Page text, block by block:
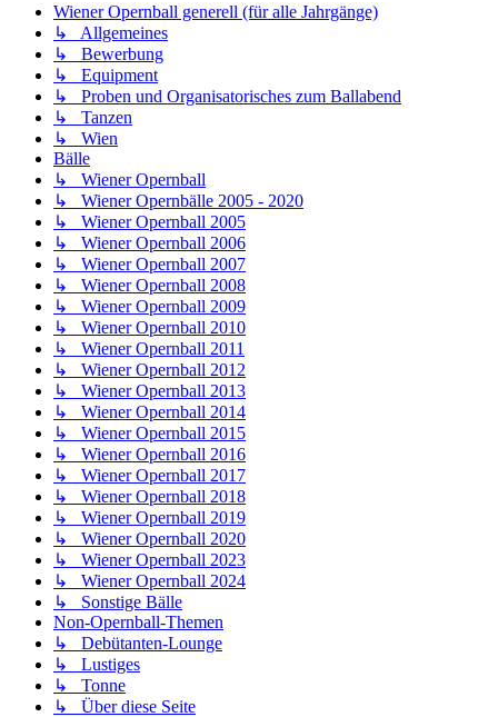
Wiener Opernball generell (für alle Jahrgänge)
↳ Allgemeines
↳ Bewerbung
↳ Equipment
↳ Proben und Organisatorisches zum Ballabend
↳ Tanzen
↳ Wien
Bälle
↳ Wiener Opernball
↳ Wiener Opernbälle 2005 - 2020
↳ Wiener Opernball 2005
↳ Wiener Opernball 2006
↳ Wiener Opernball 2007
↳ Wiener Opernball 2008
↳ Wiener Opernball 2009
↳ Wiener Opernball 2010
↳ Wiener Opernball 2011
↳ Wiener Opernball 2012
↳ Wiener Opernball 2013
↳ Wiener Opernball 2014
↳ Wiener Opernball 2015
↳ Wiener Opernball 2016
↳ Wiener Opernball 2017
↳ Wiener Opernball 2018
↳ Wiener Opernball 2019
↳ Wiener Opernball 2020
↳ Wiener Opernball 2023
↳ Wiener Opernball 2024
↳ Sonstige Bälle
Non-Opernball-Themen
↳ Debütanten-Lounge
↳ Lustiges
↳ Tonne
↳ Über diese Seite